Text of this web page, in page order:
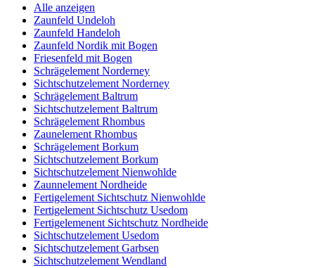
Alle anzeigen
Zaunfeld Undeloh
Zaunfeld Handeloh
Zaunfeld Nordik mit Bogen
Friesenfeld mit Bogen
Schrägelement Norderney
Sichtschutzelement Norderney
Schrägelement Baltrum
Sichtschutzelement Baltrum
Schrägelement Rhombus
Zaunelement Rhombus
Schrägelement Borkum
Sichtschutzelement Borkum
Sichtschutzelement Nienwohlde
Zaunnelement Nordheide
Fertigelement Sichtschutz Nienwohlde
Fertigelement Sichtschutz Usedom
Fertigelemenent Sichtschutz Nordheide
Sichtschutzelement Usedom
Sichtschutzelement Garbsen
Sichtschutzelement Wendland